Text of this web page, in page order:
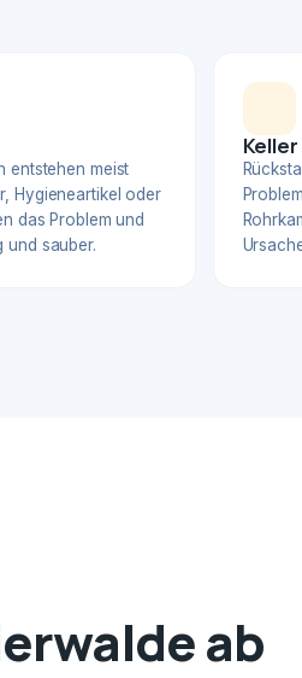
entstehen meist
Hygieneartikel oder
das Problem und
und sauber.
ab